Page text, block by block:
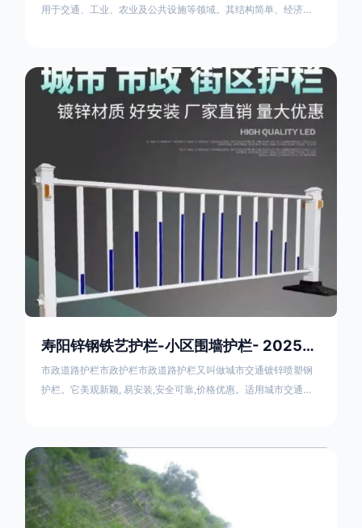
用于交通、工业、农业及公共设施等领域。其结构简单、经济实
边丝护栏网由低碳钢丝（Q235材质）通过焊接或编织形成网格结
构，网片两侧各有一根加固的纵向钢丝（双边丝），用于与立柱
连接固定。其表面通常采用镀锌、喷塑或浸塑处理，以增强耐腐
寿阳锌钢铁艺护栏-小区围墙护栏- 2025年17631598285新报价
市政道路护栏市政护栏市政道路护栏又叫做城市交通镀锌喷塑钢
护栏。它美观新颖, 易安装,安全可靠,价格优惠。适用城市交通要
隔离栏，市政道路隔离护栏，人行道路护栏，机动与非机动隔离
护栏、道路中心隔离护栏、带广告牌道路隔离护栏、河道安全护
栏、草坪花坛护栏等市政道路隔离护栏规格齐全、品种多，可以
任